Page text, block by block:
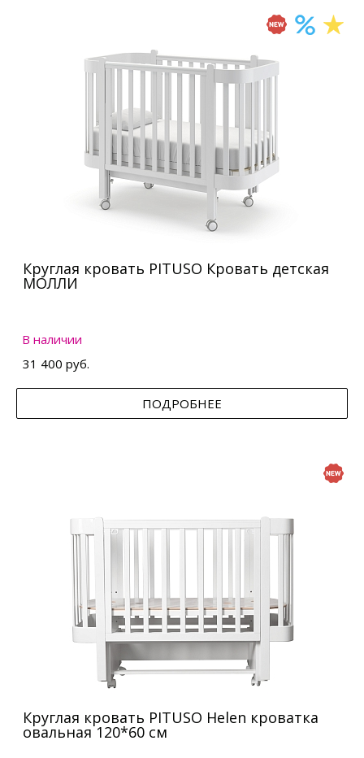
Круглая кровать PITUSO Кровать детская
МОЛЛИ
В наличии
31 400 руб.
ПОДРОБНЕЕ
Круглая кровать PITUSO Helen кроватка
овальная 120*60 см